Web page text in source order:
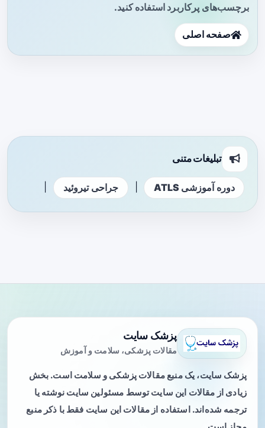
برچسب‌های پرکاربرد استفاده کنید.
صفحه اصلی
تبلیغات متنی
دوره آموزشی ATLS جراحی تیروئید
پزشک سایت
مقالات پزشکی، سلامت و آموزش
پزشک سایت، یک منبع مقالات پزشکی و سلامت است. بخش
زیادی از مقالات این سایت توسط مسئولین سایت نوشته یا
ترجمه شده‌اند. استفاده از مقالات این سایت فقط با ذکر منبع